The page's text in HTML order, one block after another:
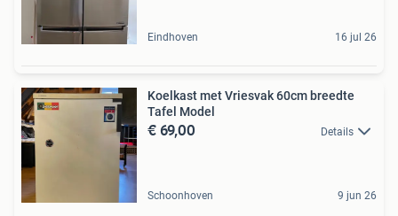
Eindhoven 16 jul 26
Koelkast met Vriesvak 60cm breedte
Tafel Model
€ 69,00 Details
Schoonhoven 9 jun 26